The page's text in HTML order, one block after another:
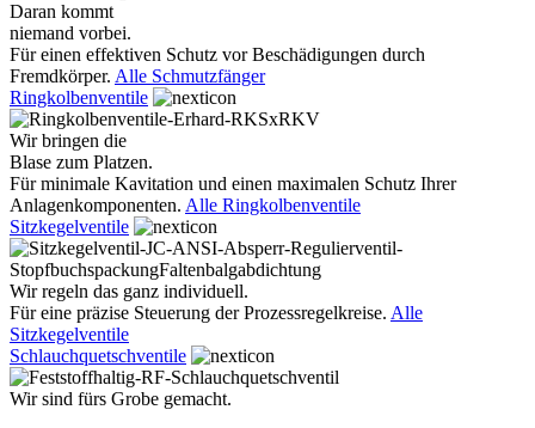
Daran kommt
niemand vorbei.
Für einen effektiven Schutz vor Beschädigungen durch
Fremdkörper. Alle Schmutzfänger
Ringkolbenventile
Wir bringen die
Blase zum Platzen.
Für minimale Kavitation und einen maximalen Schutz Ihrer
Anlagenkomponenten. Alle Ringkolbenventile
Sitzkegelventile
Wir regeln das ganz individuell.
Für eine präzise Steuerung der Prozessregelkreise. Alle
Sitzkegelventile
Schlauchquetschventile
Wir sind fürs Grobe gemacht.